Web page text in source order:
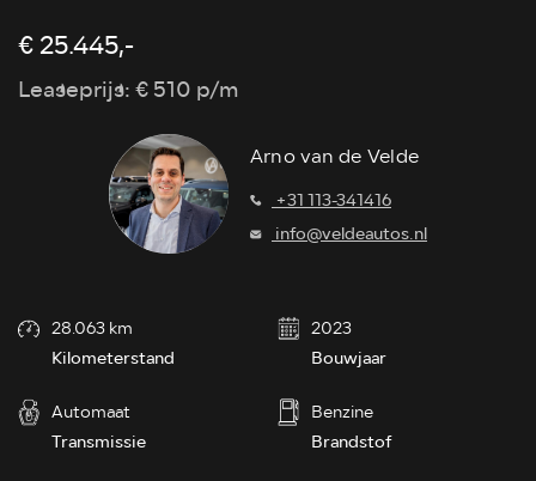
Arno van de Velde
+31 113-341416
info@veldeautos.nl
€ 25.445,-
Leaseprijs: € 510 p/m
28.063 km
Kilometerstand
2023
Bouwjaar
Automaat
Transmissie
Benzine
Brandstof